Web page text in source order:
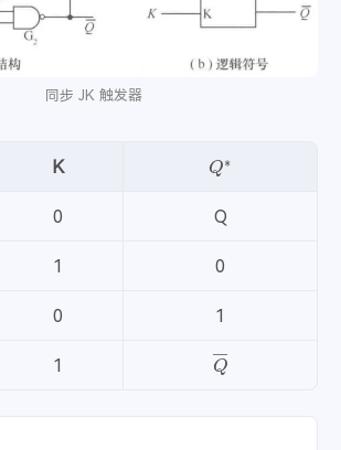
同步 JK 触发器
K Q∗
0 Q
1 0
0 1
1 Q―